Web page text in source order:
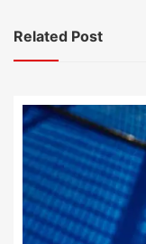
Related Post